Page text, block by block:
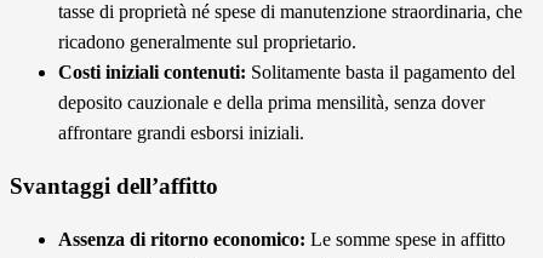
tasse di proprietà né spese di manutenzione straordinaria, che
ricadono generalmente sul proprietario.
Costi iniziali contenuti: Solitamente basta il pagamento del
deposito cauzionale e della prima mensilità, senza dover
affrontare grandi esborsi iniziali.
Svantaggi dell’affitto
Assenza di ritorno economico: Le somme spese in affitto